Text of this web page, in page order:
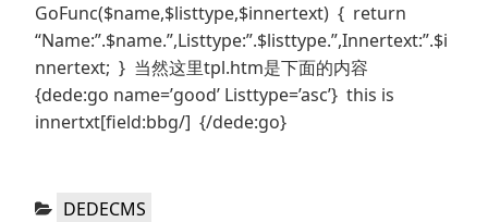
GoFunc($name,$listtype,$innertext) { return
“Name:”.$name.”,Listtype:”.$listtype.”,Innertext:”.$i
nnertext; } 当然这里tpl.htm是下面的内容
{dede:go name=’good’ Listtype=’asc’} this is
innertxt[field:bbg/] {/dede:go}
分
DEDECMS